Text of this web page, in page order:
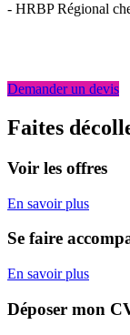
- HRBP Régional
Demander un devis
Faites
Voir les offres
En savoir plus
Se faire
En savoir plus
Déposer mon